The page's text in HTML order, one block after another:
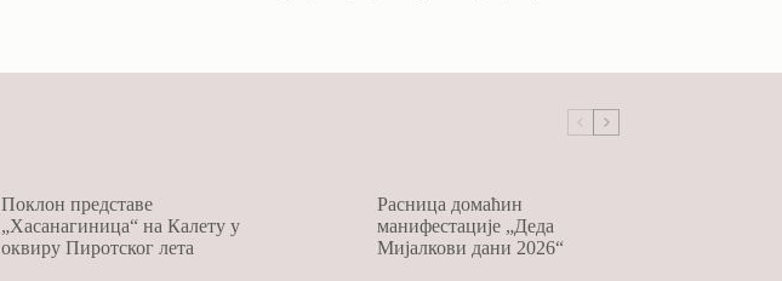
Поклон представе
„Хасанагиница“ на Калету у
оквиру Пиротског лета
Расница домаћин
манифестације „Деда
Мијалкови дани 2026“